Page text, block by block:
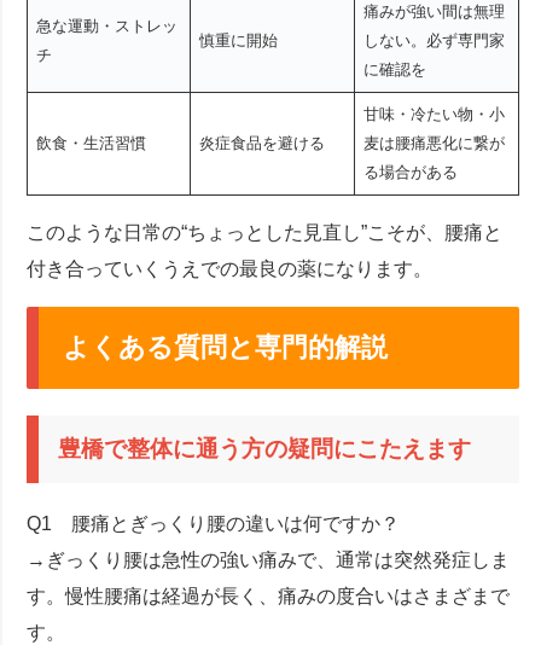
急な運動・ストレッ
チ
慎重に開始
痛みが強い間は無理
しない。必ず専門家
に確認を
飲食・生活習慣 炎症食品を避ける
甘味・冷たい物・小
麦は腰痛悪化に繋が
る場合がある
このような日常の“ちょっとした見直し”こそが、腰痛と
付き合っていくうえでの最良の薬になります。
よくある質問と専門的解説
豊橋で整体に通う方の疑問にこたえます
Q1 腰痛とぎっくり腰の違いは何ですか？
→ぎっくり腰は急性の強い痛みで、通常は突然発症しま
す。慢性腰痛は経過が長く、痛みの度合いはさまざまで
す。